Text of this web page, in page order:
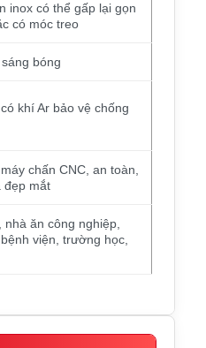
inox có thể gấp lại gọn
có móc treo
bóng
khí Ar bảo vệ chống
chấn CNC, an toàn,
đẹp mắt
nhà ăn công nghiệp,
viện, trường học,